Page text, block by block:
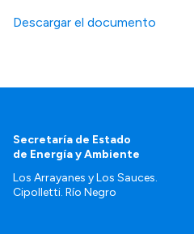
Descargar el documento
Secretaría de Estado
de Energía y Ambiente
Los Arrayanes y Los Sauces.
Cipolletti. Río Negro